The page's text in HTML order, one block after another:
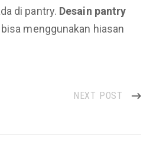
di pantry. Desain pantry
menggunakan hiasan
NEXT POST